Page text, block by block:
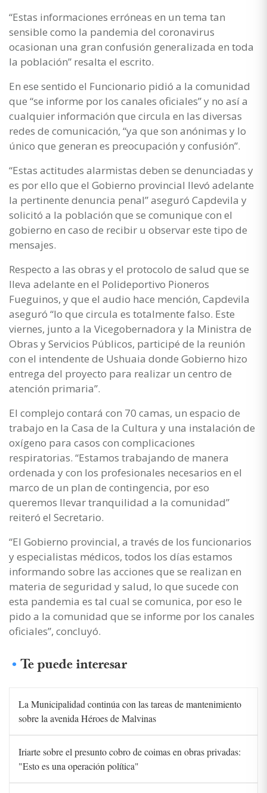
“Estas informaciones erróneas en un tema tan
sensible como la pandemia del coronavirus
ocasionan una gran confusión generalizada en toda
la población” resalta el escrito.
En ese sentido el Funcionario pidió a la comunidad
que “se informe por los canales oficiales” y no así a
cualquier información que circula en las diversas
redes de comunicación, “ya que son anónimas y lo
único que generan es preocupación y confusión”.
“Estas actitudes alarmistas deben se denunciadas y
es por ello que el Gobierno provincial llevó adelante
la pertinente denuncia penal” aseguró Capdevila y
solicitó a la población que se comunique con el
gobierno en caso de recibir u observar este tipo de
mensajes.
Respecto a las obras y el protocolo de salud que se
lleva adelante en el Polideportivo Pioneros
Fueguinos, y que el audio hace mención, Capdevila
aseguró “lo que circula es totalmente falso. Este
viernes, junto a la Vicegobernadora y la Ministra de
Obras y Servicios Públicos, participé de la reunión
con el intendente de Ushuaia donde Gobierno hizo
entrega del proyecto para realizar un centro de
atención primaria”.
El complejo contará con 70 camas, un espacio de
trabajo en la Casa de la Cultura y una instalación de
oxígeno para casos con complicaciones
respiratorias. “Estamos trabajando de manera
ordenada y con los profesionales necesarios en el
marco de un plan de contingencia, por eso
queremos llevar tranquilidad a la comunidad”
reiteró el Secretario.
“El Gobierno provincial, a través de los funcionarios
y especialistas médicos, todos los días estamos
informando sobre las acciones que se realizan en
materia de seguridad y salud, lo que sucede con
esta pandemia es tal cual se comunica, por eso le
pido a la comunidad que se informe por los canales
oficiales”, concluyó.
Te puede interesar
La Municipalidad continúa con las tareas de mantenimiento
sobre la avenida Héroes de Malvinas
Iriarte sobre el presunto cobro de coimas en obras privadas:
"Esto es una operación política"